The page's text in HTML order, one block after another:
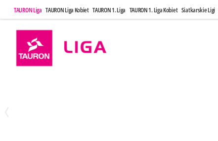
TAURON Liga TAURON Liga Kobiet TAURON 1. Liga TAURON 1. Liga Kobiet Siatkarskie Ligi